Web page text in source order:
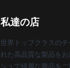
私達の店
世界トップクラスの
れた高品質な製品を
シュで綺麗な商品を